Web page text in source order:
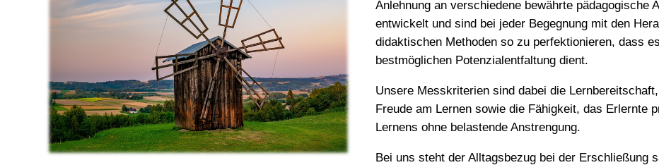
Anlehnung an verschiedene bewährte pädagogische
entwickelt und sind bei jeder Begegnung mit den
didaktischen Methoden so zu perfektionieren, dass
bestmöglichen Potenzialentfaltung dient.
Unsere Messkriterien sind dabei die
Freude am Lernen sowie die Fähigkeit, das Erlernte
Lernens ohne belastende Anstrengung.
Bei uns steht der Alltagsbezug bei der Erschließung